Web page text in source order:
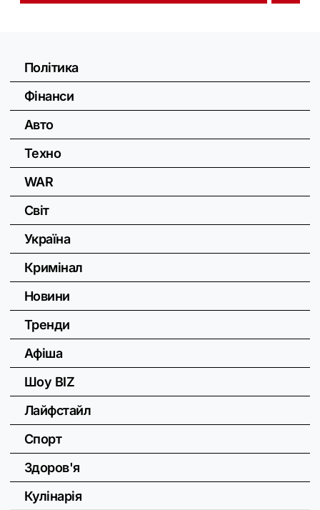
Політика
Фінанси
Авто
Техно
WAR
Світ
Україна
Кримінал
Новини
Тренди
Афіша
Шоу BIZ
Лайфстайл
Спорт
Здоров'я
Кулінарія